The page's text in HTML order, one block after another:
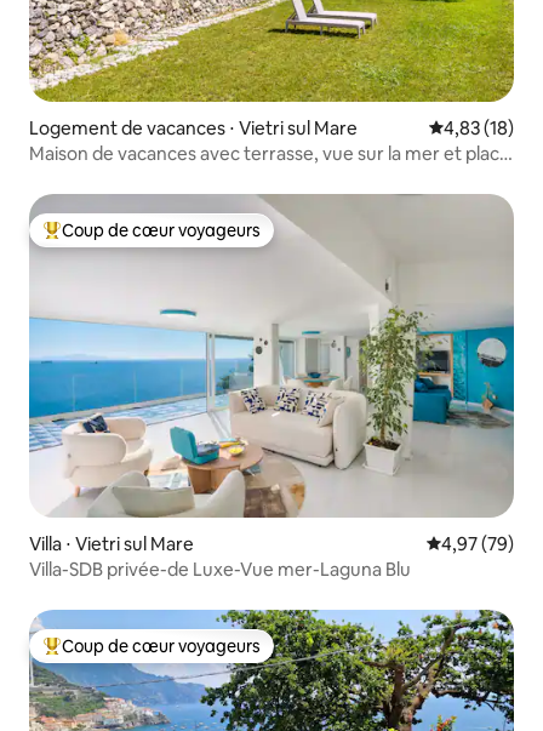
Logement de vacances ⋅ Vietri sul Mare Évaluation
4,83 (18)
Maison de vacances avec terrasse, vue sur la mer et place
Coups de cœur voyageurs les plus appréciés
Coup de cœur voyageurs
Villa ⋅ Vietri sul Mare Évaluation
4,97 (79)
Villa-SDB privée-de Luxe-Vue mer-Laguna Blu
Coups de cœur voyageurs les plus appréciés
Coup de cœur voyageurs